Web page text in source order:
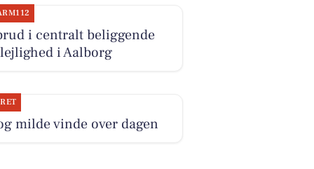
i centralt beliggende
i Aalborg
milde vinde over dagen